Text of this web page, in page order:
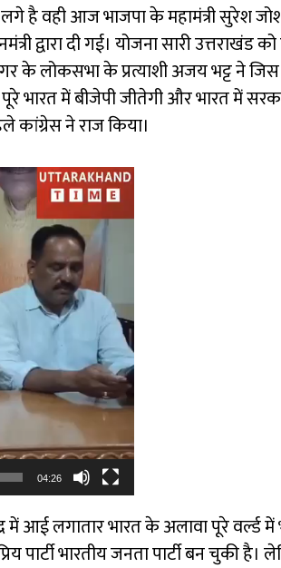
है वही आज भाजपा के महामंत्री सुरेश
द्वारा दी गई। योजना सारी
के लोकसभा के प्रत्याशी अजय भट्ट ने
भारत में बीजेपी जीतेगी और भारत में
कांग्रेस ने राज किया।
04:26
आई लगातार भारत के अलावा पूरे
पार्टी भारतीय जनता पार्टी बन चुकी